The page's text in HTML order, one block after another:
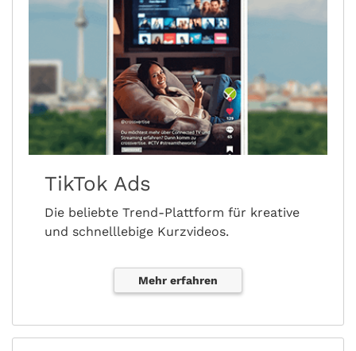
TikTok Ads
Die beliebte Trend-Plattform für kreative
und schnelllebige Kurzvideos.
Mehr erfahren